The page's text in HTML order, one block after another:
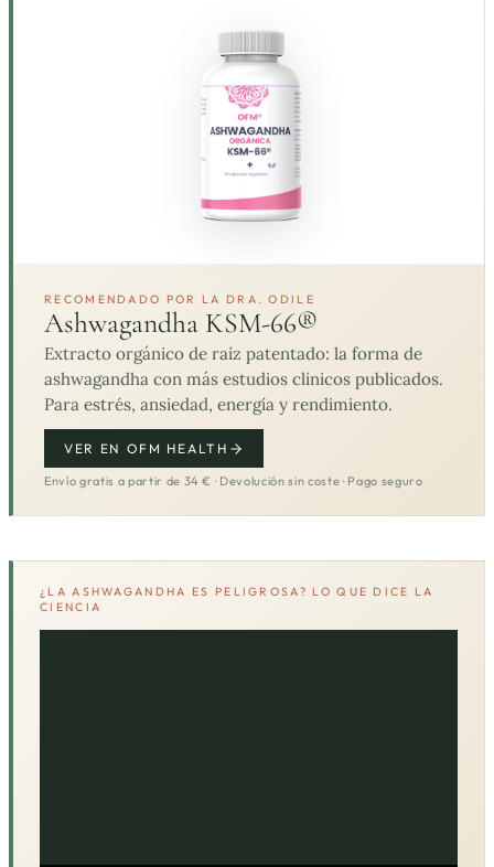
RECOMENDADO POR LA DRA. ODILE
Ashwagandha KSM-66®
Extracto orgánico de raíz patentado: la forma de
ashwagandha con más estudios clínicos publicados.
Para estrés, ansiedad, energía y rendimiento.
VER EN OFM HEALTH
Envío gratis a partir de 34 € · Devolución sin coste · Pago seguro
¿LA ASHWAGANDHA ES PELIGROSA? LO QUE DICE LA
CIENCIA